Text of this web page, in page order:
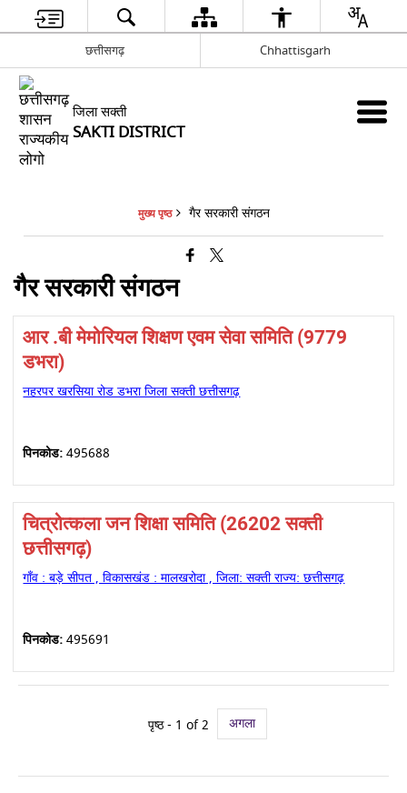
छत्तीसगढ़ Chhattisgarh
जिला सक्ती
SAKTI DISTRICT
मुख्य पृष्ठ गैर सरकारी संगठन
गैर सरकारी संगठन
आर .बी मेमोरियल शिक्षण एवम सेवा समिति (9779
डभरा)
नहरपर खरसिया रोड डभरा जिला सक्ती छत्तीसगढ़
पिनकोड:495688
चित्रोत्कला जन शिक्षा समिति (26202 सक्ती
छत्तीसगढ़)
गाँव : बड़े सीपत , विकासखंड : मालखरोदा , जिला: सक्ती राज्य: छत्तीसगढ़
पिनकोड:495691
पृष्ठ - 1 of 2 अगला